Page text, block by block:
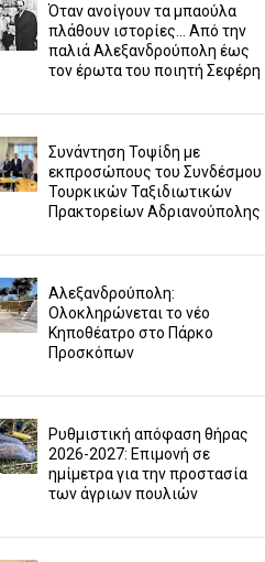
Όταν ανοίγουν τα μπαούλα
πλάθουν ιστορίες... Από την
παλιά Αλεξανδρούπολη έως
τον έρωτα του ποιητή Σεφέρη
Συνάντηση Τοψίδη με
εκπροσώπους του Συνδέσμου
Τουρκικών Ταξιδιωτικών
Πρακτορείων Αδριανούπολης
Αλεξανδρούπολη:
Ολοκληρώνεται το νέο
Κηποθέατρο στο Πάρκο
Προσκόπων
Ρυθμιστική απόφαση θήρας
2026-2027: Επιμονή σε
ημίμετρα για την προστασία
των άγριων πουλιών